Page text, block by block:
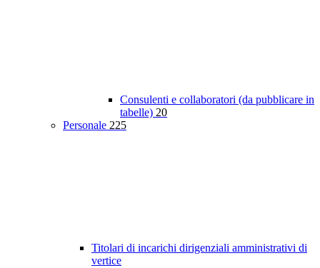
Consulenti e collaboratori (da pubblicare in
tabelle) 20
Personale 225
Titolari di incarichi dirigenziali amministrativi di
vertice